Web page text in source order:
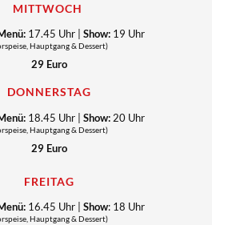
MITTWOCH
17.45 Uhr | Show: 19 Uhr
Hauptgang & Dessert)
29 Euro
DONNERSTAG
18.45 Uhr | Show: 20 Uhr
Hauptgang & Dessert)
29 Euro
FREITAG
16.45 Uhr | Show: 18 Uhr
Hauptgang & Dessert)